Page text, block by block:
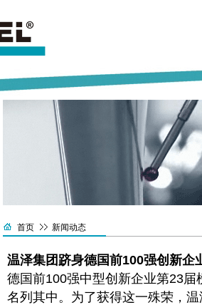
首页 新闻动态
温泽集团跻身德国前100强创新企
德国前100强中型创新企业第23
名列其中。为了获得这一殊荣，